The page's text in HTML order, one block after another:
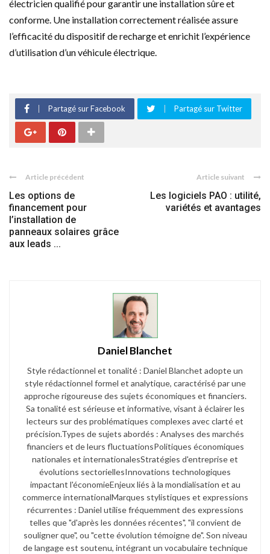
électricien qualifié pour garantir une installation sûre et
conforme. Une installation correctement réalisée assure
l’efficacité du dispositif de recharge et enrichit l’expérience
d’utilisation d’un véhicule électrique.
Partagé sur Facebook Partagé sur Twitter
Article précédent
Les options de
financement pour
l’installation de
panneaux solaires grâce
aux leads ...
Article suivant
Les logiciels PAO : utilité,
variétés et avantages
Daniel Blanchet
Style rédactionnel et tonalité : Daniel Blanchet adopte un
style rédactionnel formel et analytique, caractérisé par une
approche rigoureuse des sujets économiques et financiers.
Sa tonalité est sérieuse et informative, visant à éclairer les
lecteurs sur des problématiques complexes avec clarté et
précision.​ Types de sujets abordés : Analyses des marchés
financiers et de leurs fluctuations​ Politiques économiques
nationales et internationales​ Stratégies d'entreprise et
évolutions sectorielles​ Innovations technologiques
impactant l'économie​ Enjeux liés à la mondialisation et au
commerce international​ Marques stylistiques et expressions
récurrentes : Daniel utilise fréquemment des expressions
telles que "d'après les données récentes", "il convient de
souligner que", ou "cette évolution témoigne de". Son niveau
de langage est soutenu, intégrant un vocabulaire technique